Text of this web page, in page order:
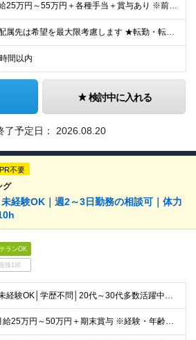
月給25万円～55万円＋各種手当＋賞与あり ※前職の給与・経験・スキルなどを考慮のうえで決定します ※残業代は1分単位で全額支給します ※試用期間3ヶ月。その間の給与・待遇に差異はありません ★充実
★配属先は希望を最大限考慮します ★転勤・転居については相談可能です ★U・Iターン歓迎 全国の各プロジェクト先で募集します。 ＜プロジェクト先＞ ■北海道：千歳市 ■関東：埼玉県・千葉県・東京都
間以内
検討中に入れる
了予定日： 2026.08.20
不要
グ
経験OK｜週2～3日勤務の相談可｜体力
ランOK
接1回
【未経験OK│学歴不問│20代～30代多数活躍中】 ◇基本的なPCスキルをお持ちの方（文字入力程度でOK） ＼接客・販売経験者が多数活躍中！／ 「人と関わる仕事が好き」 「立ち仕事から、長く働ける環
■月給25万円～50万円＋期末賞与 ※経験・年齢・スキルを考慮し決定します ※残業代は1分単位で全額支給します ※試用期間（3ヶ月）あり。期間中の給与・その他待遇に差異はありません